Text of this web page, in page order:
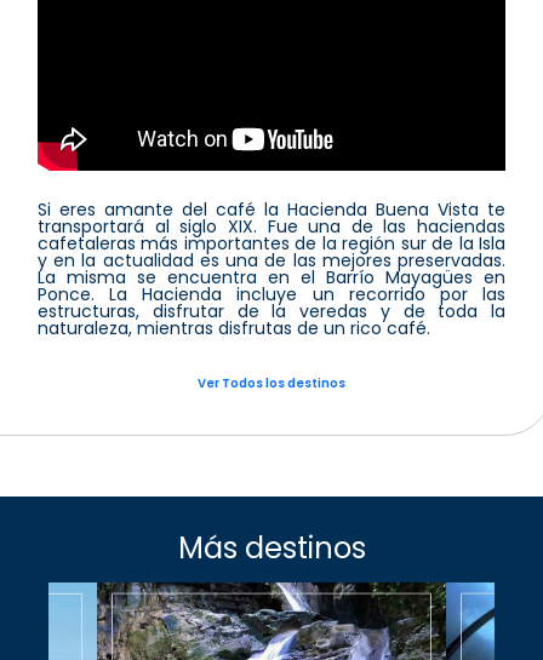
Si eres amante del café la Hacienda Buena Vista te
transportará al siglo XIX. Fue una de las haciendas
cafetaleras más importantes de la región sur de la Isla
y en la actualidad es una de las mejores preservadas.
La misma se encuentra en el Barrío Mayagües en
Ponce. La Hacienda incluye un recorrido por las
estructuras, disfrutar de la veredas y de toda la
naturaleza, mientras disfrutas de un rico café.
Ver Todos los destinos
Más destinos